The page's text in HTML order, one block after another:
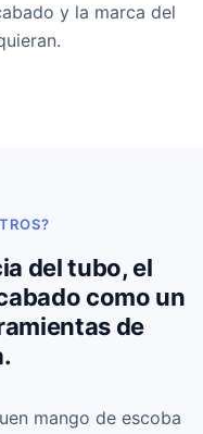
y la marca del
del tubo, el
como un
de
mango de escoba